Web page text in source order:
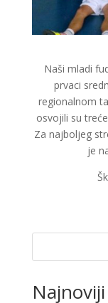
Naši mladi
prvaci
regionalnom
osvojili su
Za najboljeg
je